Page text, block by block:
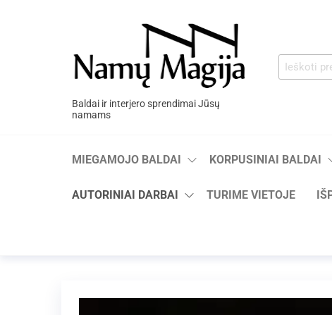
Baldai ir interjero sprendimai Jūsų
namams
MIEGAMOJO BALDAI KORPUSINIAI BALDAI
AUTORINIAI DARBAI TURIME VIETOJE